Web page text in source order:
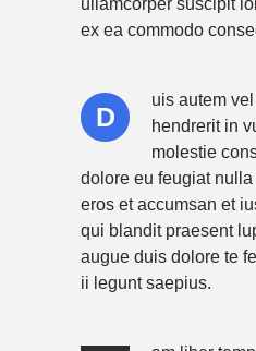
ullamcorper suscipit
ex ea commodo
D
uis autem
hendrerit in
molestie
dolore eu feugiat
eros et accumsan et
qui blandit praesent
augue duis dolore te
ii legunt saepius.